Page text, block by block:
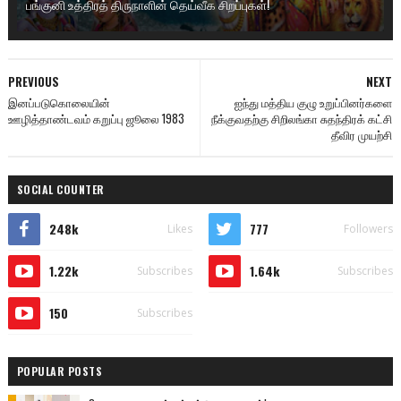
பங்குனி உத்திரத் திருநாளின் தெய்வீக சிறப்புகள்!
NEXT
ஐந்து மத்திய குழு உறுப்பினர்களை
நீக்குவதற்கு சிறிலங்கா சுதந்திரக் கட்சி
தீவிர முயற்சி
PREVIOUS
இனப்படுகொலையின்
ஊழித்தாண்டவம் கறுப்பு ஜூலை 1983
SOCIAL COUNTER
248k Likes 777 Followers
1.22k Subscribes 1.64k Subscribes
150 Subscribes
POPULAR POSTS